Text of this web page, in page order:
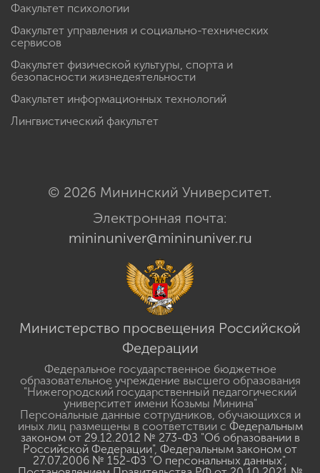
Факультет психологии
Факультет управления и социально-технических
сервисов
Факультет физической культуры, спорта и
безопасности жизнедеятельности
Факультет информационных технологий
Лингвистический факультет
© 2026 Мининский Университет.
Электронная почта:
mininuniver@mininuniver.ru
Министерство просвещения Российской
Федерации
Федеральное государственное бюджетное
образовательное учреждение высшего образования
"Нижегородский государственный педагогический
университет имени Козьмы Минина"
Персональные данные сотрудников, обучающихся и
иных лиц размещены в соответствии с Федеральным
законом от 29.12.2012 № 273-ФЗ "Об образовании в
Российской Федерации", Федеральным законом от
27.07.2006 № 152-ФЗ "О персональных данных",